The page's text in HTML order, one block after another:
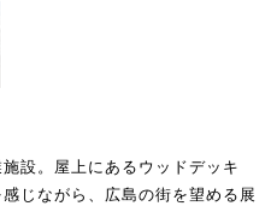
設。屋上にあるウッドデッキ
じながら、広島の街を望める展